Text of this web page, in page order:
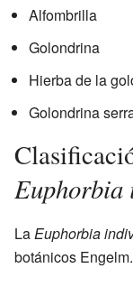
Alfombrilla
Golondrina
Hierba de la
Golondrina
Euphorbia
LaEuphorbia
botánicos